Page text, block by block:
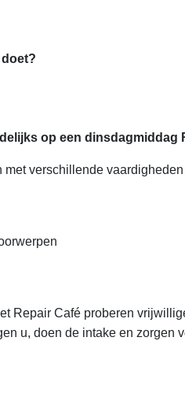
op een dinsdagmiddag
verschillende
Repair Café proberen
u, doen de intake en zorgen